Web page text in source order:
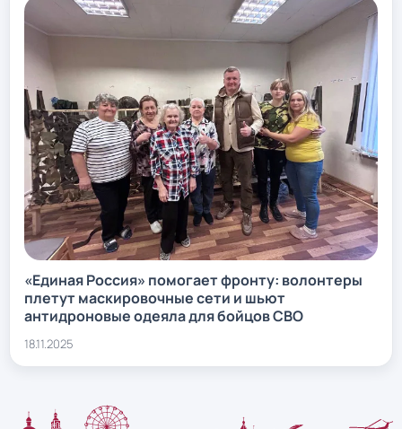
«Единая Россия» помогает фронту: волонтеры
плетут маскировочные сети и шьют
антидроновые одеяла для бойцов СВО
18.11.2025